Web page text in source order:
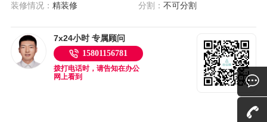
装修情况： 精装修 分割：不可分割
7x24小时 专属顾问
15801156781
拨打电话时，请告知在办公
网上看到